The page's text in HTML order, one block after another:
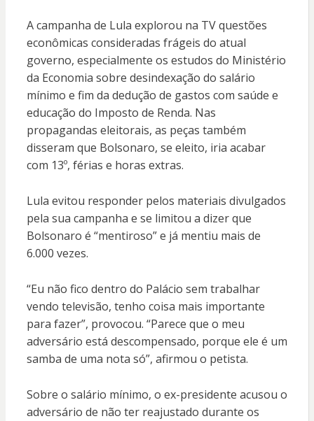
A campanha de Lula explorou na TV questões
econômicas consideradas frágeis do atual
governo, especialmente os estudos do Ministério
da Economia sobre desindexação do salário
mínimo e fim da dedução de gastos com saúde e
educação do Imposto de Renda. Nas
propagandas eleitorais, as peças também
disseram que Bolsonaro, se eleito, iria acabar
com 13º, férias e horas extras.
Lula evitou responder pelos materiais divulgados
pela sua campanha e se limitou a dizer que
Bolsonaro é “mentiroso” e já mentiu mais de
6.000 vezes.
“Eu não fico dentro do Palácio sem trabalhar
vendo televisão, tenho coisa mais importante
para fazer”, provocou. “Parece que o meu
adversário está descompensado, porque ele é um
samba de uma nota só”, afirmou o petista.
Sobre o salário mínimo, o ex-presidente acusou o
adversário de não ter reajustado durante os